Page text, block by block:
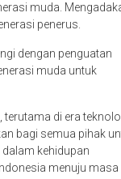
muda.
penerus.
dengan penguatan
muda untuk
di era
bagi semua pihak
kehidupan
menuju masa